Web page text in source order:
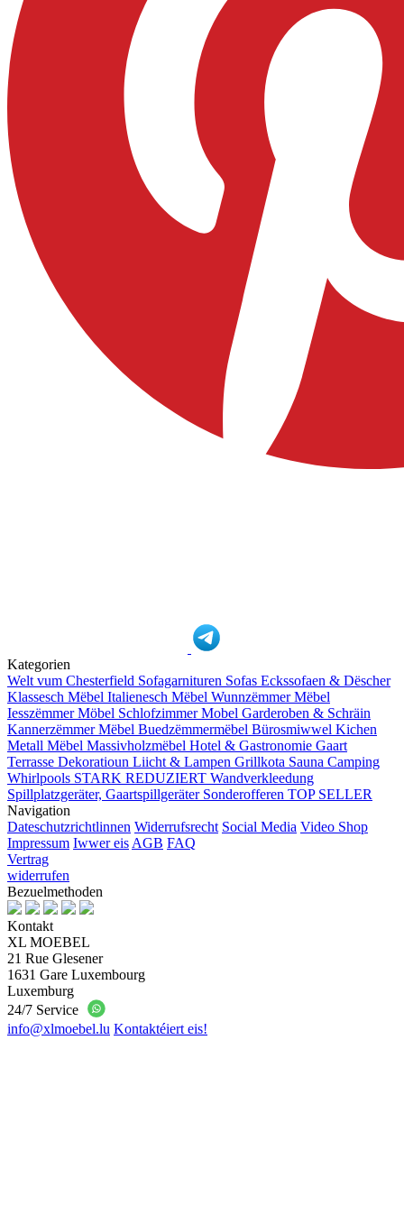
Kategorien
Welt vum Chesterfield Sofagarnituren Sofas Eckssofaen & Dëscher
Klassesch Mëbel Italienesch Mëbel Wunnzëmmer Mëbel
Iesszëmmer Möbel Schlofzimmer Mobel Garderoben & Schräin
Kannerzëmmer Mëbel Buedzëmmermëbel Bürosmiwwel Kichen
Metall Mëbel Massivholzmëbel Hotel & Gastronomie Gaart
Terrasse Dekoratioun Liicht & Lampen Grillkota Sauna Camping
Whirlpools STARK REDUZIERT Wandverkleedung
Spillplatzgeräter, Gaartspillgeräter Sonderofferen TOP SELLER
Navigation
Dateschutzrichtlinnen Widerrufsrecht Social Media Video Shop
Impressum Iwwer eis AGB FAQ
Vertrag
widerrufen
Bezuelmethoden
Kontakt
XL MOEBEL
21 Rue Glesener
1631 Gare Luxembourg
Luxemburg
24/7 Service
info@xlmoebel.lu Kontaktéiert eis!